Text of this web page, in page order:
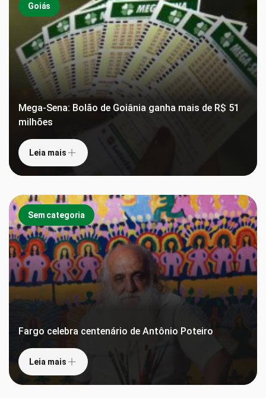
Goiás
Mega-Sena: Bolão de Goiânia ganha mais de R$ 51
milhões
Leia mais
Sem categoria
Fargo celebra centenário de Antônio Poteiro
Leia mais